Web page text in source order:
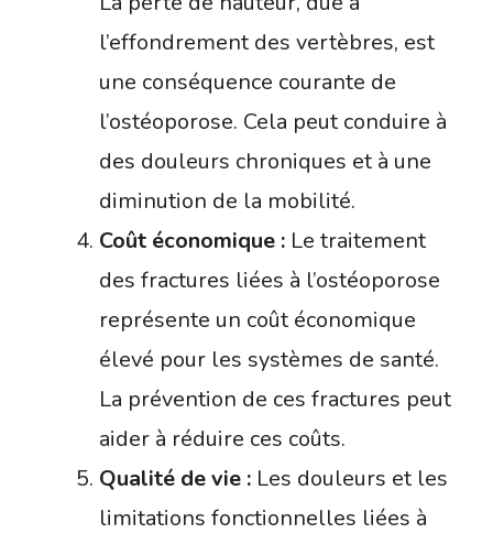
l’effondrement des vertèbres, est
une conséquence courante de
l’ostéoporose. Cela peut conduire à
des douleurs chroniques et à une
diminution de la mobilité.
Coût économique : Le traitement
des fractures liées à l’ostéoporose
représente un coût économique
élevé pour les systèmes de santé.
La prévention de ces fractures peut
aider à réduire ces coûts.
Qualité de vie : Les douleurs et les
limitations fonctionnelles liées à